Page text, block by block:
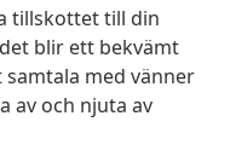
tillskottet till din
blir ett bekvämt
med vänner
av och njuta av